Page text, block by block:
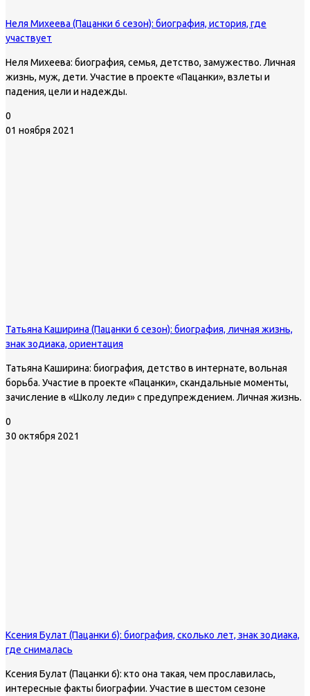
Неля Михеева (Пацанки 6 сезон): биография, история, где
участвует
Неля Михеева: биография, семья, детство, замужество. Личная
жизнь, муж, дети. Участие в проекте «Пацанки», взлеты и
падения, цели и надежды.
0
01 ноября 2021
Татьяна Каширина (Пацанки 6 сезон): биография, личная жизнь,
знак зодиака, ориентация
Татьяна Каширина: биография, детство в интернате, вольная
борьба. Участие в проекте «Пацанки», скандальные моменты,
зачисление в «Школу леди» с предупреждением. Личная жизнь.
0
30 октября 2021
Ксения Булат (Пацанки 6): биография, сколько лет, знак зодиака,
где снималась
Ксения Булат (Пацанки 6): кто она такая, чем прославилась,
интересные факты биографии. Участие в шестом сезоне